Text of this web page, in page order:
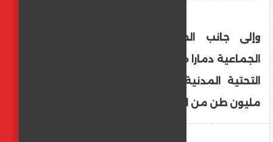
وإلى جانب الضحايا، ألحقت حرب الإبادة
مليون طن من الركام.